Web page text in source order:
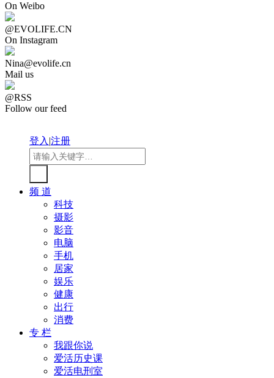
On Weibo
@EVOLIFE.CN
On Instagram
Nina@evolife.cn
Mail us
@RSS
Follow our feed
登入|注册
频 道
科技
摄影
影音
电脑
手机
居家
娱乐
健康
出行
消费
专 栏
我跟你说
爱活历史课
爱活电刑室